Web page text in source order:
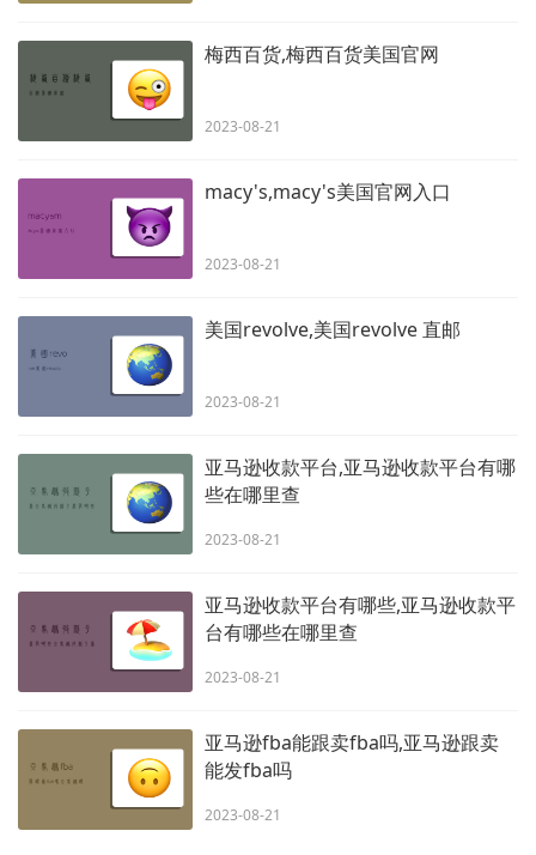
梅西百货,梅西百货美国官网
2023-08-21
macy's,macy's美国官网入口
2023-08-21
美国revolve,美国revolve 直邮
2023-08-21
亚马逊收款平台,亚马逊收款平台有哪
些在哪里查
2023-08-21
亚马逊收款平台有哪些,亚马逊收款平
台有哪些在哪里查
2023-08-21
亚马逊fba能跟卖fba吗,亚马逊跟卖
能发fba吗
2023-08-21